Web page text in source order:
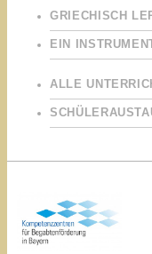
GRIECHISCH
EIN
ALLE